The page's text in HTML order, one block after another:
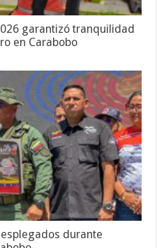
garantizó tranquilidad
en Carabobo
durante